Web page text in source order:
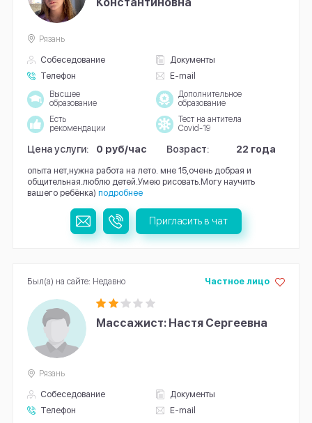
Собеседование
Документы
Телефон
E-mail
Рязань
Высшее
образование
Дополнительное
образование
Есть
рекомендации
Тест на антитела
Covid-19
Цена услуги: 0 руб/час Возраст: 22 года
опыта нет,нужна работа на лето. мне 15,очень добрая и
общительная.люблю детей.Умею рисовать.Могу научить
вашего ребёнка) подробнее
Пригласить в чат
Массажист: Настя Сергеевна
Собеседование
Документы
Телефон
E-mail
Частное лицо
Рязань
Был(а) на сайте: Недавно